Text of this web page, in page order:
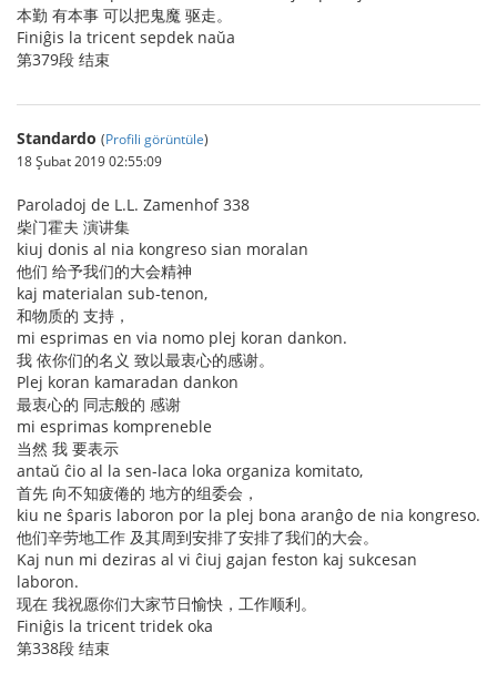
本勤 有本事 可以把鬼魔 驱走。
Finiĝis la tricent sepdek naŭa
第379段 结束
Standardo (Profili görüntüle)
18 Şubat 2019 02:55:09
Paroladoj de L.L. Zamenhof 338
柴门霍夫 演讲集
kiuj donis al nia kongreso sian moralan
他们 给予我们的大会精神
kaj materialan sub-tenon,
和物质的 支持，
mi esprimas en via nomo plej koran dankon.
我 依你们的名义 致以最衷心的感谢。
Plej koran kamaradan dankon
最衷心的 同志般的 感谢
mi esprimas kompreneble
当然 我 要表示
antaŭ ĉio al la sen-laca loka organiza komitato,
首先 向不知疲倦的 地方的组委会，
kiu ne ŝparis laboron por la plej bona aranĝo de nia kongreso.
他们辛劳地工作 及其周到安排了安排了我们的大会。
Kaj nun mi deziras al vi ĉiuj gajan feston kaj sukcesan
laboron.
现在 我祝愿你们大家节日愉快，工作顺利。
Finiĝis la tricent tridek oka
第338段 结束